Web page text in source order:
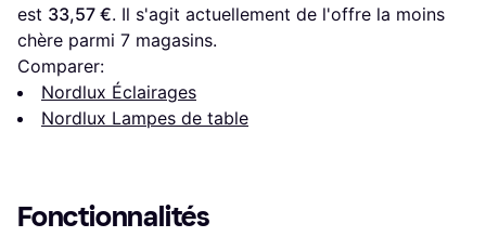
est 33,57 €. Il s'agit actuellement de l'offre la moins
chère parmi 7 magasins.
Comparer:
Nordlux Éclairages
Nordlux Lampes de table
Fonctionnalités